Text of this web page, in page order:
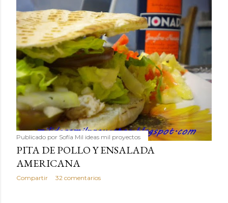
Publicado por Sofía Mil ideas mil proyectos
PITA DE POLLO Y ENSALADA
AMERICANA
Compartir 32 comentarios